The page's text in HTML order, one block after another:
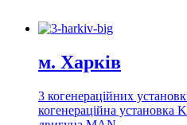
м. Харкiв
3 когенерацiйних
когенерацiйна установка